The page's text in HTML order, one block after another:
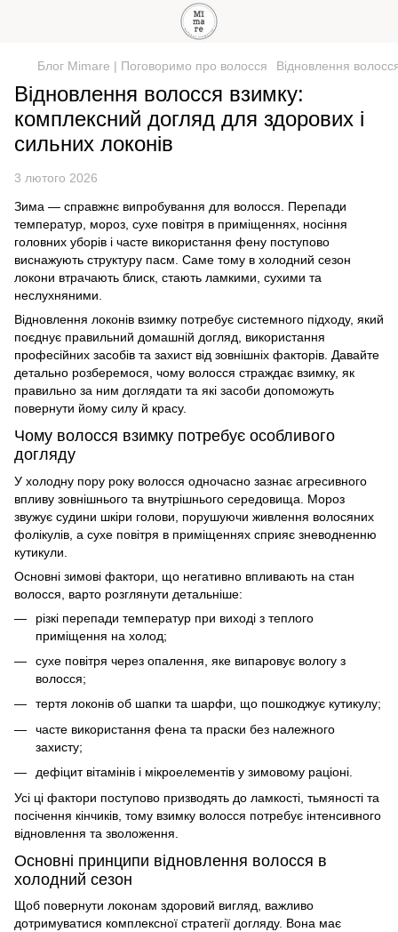
Блог Mimare | Поговоримо про волосся Відновлення
Відновлення волосся взимку:
комплексний догляд для здорових і
сильних локонів
3 лютого 2026
Зима — справжнє випробування для волосся. Перепади
температур, мороз, сухе повітря в приміщеннях, носіння
головних уборів і часте використання фену поступово
виснажують структуру пасм. Саме тому в холодний сезон
локони втрачають блиск, стають ламкими, сухими та
неслухняними.
Відновлення локонів взимку потребує системного підходу, який
поєднує правильний домашній догляд, використання
професійних засобів та захист від зовнішніх факторів. Давайте
детально розберемося, чому волосся страждає взимку, як
правильно за ним доглядати та які засоби допоможуть
повернути йому силу й красу.
Чому волосся взимку потребує особливого
догляду
У холодну пору року волосся одночасно зазнає агресивного
впливу зовнішнього та внутрішнього середовища. Мороз
звужує судини шкіри голови, порушуючи живлення волосяних
фолікулів, а сухе повітря в приміщеннях сприяє зневодненню
кутикули.
Основні зимові фактори, що негативно впливають на стан
волосся, варто розглянути детальніше:
різкі перепади температур при виході з теплого
приміщення на холод;
сухе повітря через опалення, яке випаровує вологу з
волосся;
тертя локонів об шапки та шарфи, що пошкоджує кутикулу;
часте використання фена та праски без належного
захисту;
дефіцит вітамінів і мікроелементів у зимовому раціоні.
Усі ці фактори поступово призводять до ламкості, тьмяності та
посічення кінчиків, тому взимку волосся потребує інтенсивного
відновлення та зволоження.
Основні принципи відновлення волосся в
холодний сезон
Щоб повернути локонам здоровий вигляд, важливо
дотримуватися комплексної стратегії догляду. Вона має